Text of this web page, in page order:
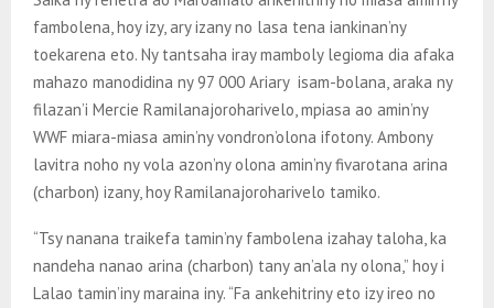
fambolena, hoy izy, ary izany no lasa tena iankinan’ny
toekarena eto. Ny tantsaha iray mamboly legioma dia afaka
mahazo manodidina ny 97 000 Ariary isam-bolana, araka ny
filazan’i Mercie Ramilanajoroharivelo, mpiasa ao amin’ny
WWF miara-miasa amin’ny vondron’olona ifotony. Ambony
lavitra noho ny vola azon’ny olona amin’ny fivarotana arina
(charbon) izany, hoy Ramilanajoroharivelo tamiko.
“Tsy nanana traikefa tamin’ny fambolena izahay taloha, ka
nandeha nanao arina (charbon) tany an’ala ny olona,” hoy i
Lalao tamin’iny maraina iny. “Fa ankehitriny eto izy ireo no